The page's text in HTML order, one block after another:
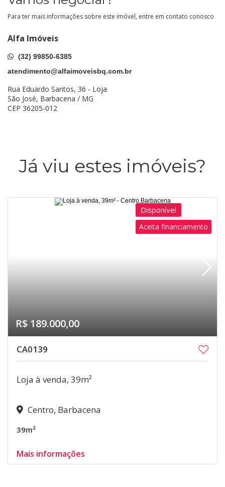
Para ter mais informações sobre este imóvel, entre em contato conosco
Alfa Imóveis
(32) 99850-6385
atendimento@alfaimoveisbq.com.br
Rua Eduardo Santos, 36 - Loja
São José, Barbacena / MG
CEP 36205-012
Já viu estes imóveis?
Disponível
Aceita financiamento
R$ 189.000,00
CA0139
Loja à venda, 39m²
Centro, Barbacena
39m²
Mais informações